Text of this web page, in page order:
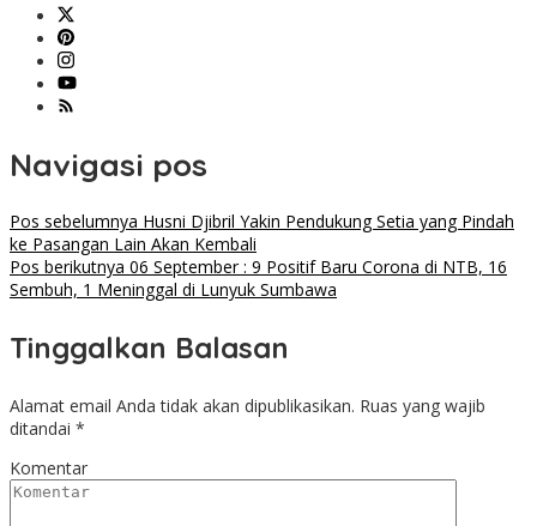
Navigasi pos
Pos sebelumnya Husni Djibril Yakin Pendukung Setia yang Pindah
ke Pasangan Lain Akan Kembali
Pos berikutnya 06 September : 9 Positif Baru Corona di NTB, 16
Sembuh, 1 Meninggal di Lunyuk Sumbawa
Tinggalkan Balasan
Alamat email Anda tidak akan dipublikasikan. Ruas yang wajib
ditandai *
Komentar